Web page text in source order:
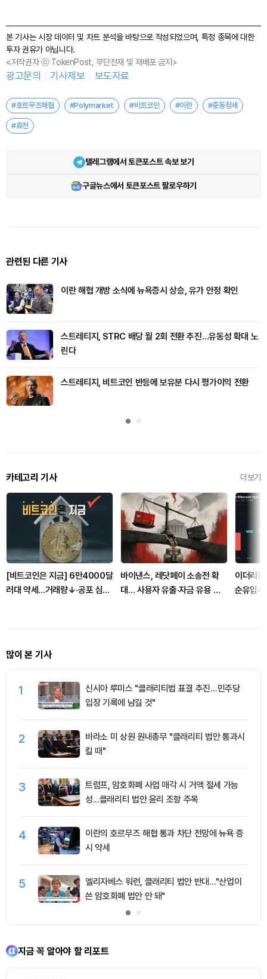
본 기사는 시장 데이터 및 차트 분석을 바탕으로 작성되었으며, 특정 종목에 대한
투자 권유가 아닙니다.
<저작권자 ⓒ TokenPost, 무단전재 및 재배포 금지>
광고문의 기사제보 보도자료
#호르무즈해협 #Polymarket #비트코인 #이란 #중동정세
#휴전
텔레그램에서 토큰포스트 속보 보기
구글뉴스에서 토큰포스트 팔로우하기
관련된 다른 기사
이란 해협 개방 소식에 뉴욕증시 상승, 유가 안정 확인
스트레티지, STRC 배당 월 2회 전환 추진…유동성 확대 노
린다
스트레티지, 비트코인 반등에 보유분 다시 평가이익 전환
카테고리 기사 더보기
[비트코인은 지금] 6만4000달
러대 약세…거래량↓·공포 심리
바이낸스, 레닷페이 소송전 확
대… 사용자 유출·자금 유용 쟁
이더리
순유입
많이 본 기사
1
신시아 루미스 "클래리티법 표결 추진…민주당
입장 기록에 남길 것"
2
바라소 미 상원 원내총무 "클래리티 법안 통과시
킬 때"
3
트럼프, 암호화폐 사업 매각 시 거액 절세 가능
성...클래리티 법안 윤리 조항 주목
4
이란의 호르무즈 해협 통과 차단 전망에 뉴욕 증
시 약세
5
엘리자베스 워런, 클래리티 법안 반대…"산업이
쓴 암호화폐 법안 안 돼"
지금 꼭 알아야 할 리포트